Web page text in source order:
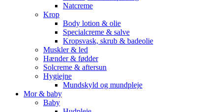
Natcreme
Krop
Body lotion & olie
Specialcreme & salve
Kropsvask, skrub & badeolie
Muskler & led
Hænder & fødder
Solcreme & aftersun
Hygiejne
Mundskyld og mundpleje
Mor & baby
Baby